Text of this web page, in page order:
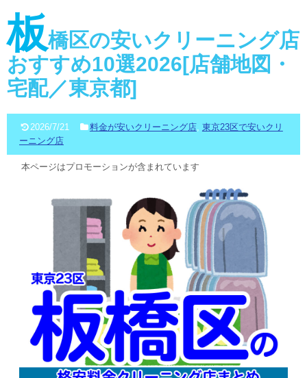
板橋区の安いクリーニング店
おすすめ10選2026[店舗地図・
宅配／東京都]
2026/7/21 料金が安いクリーニング店, 東京23区で安いクリ
ーニング店
本ページはプロモーションが含まれています